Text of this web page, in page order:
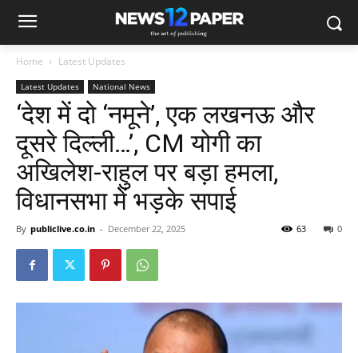
Home Latest Updates
Latest Updates National News
‘देश में दो ‘नमूने’, एक लखनऊ और
दूसरे दिल्ली…’, CM योगी का
अखिलेश-राहुल पर बड़ा हमला,
विधानसभा में भड़के सपाई
By publiclive.co.in - December 22, 2025 0
63